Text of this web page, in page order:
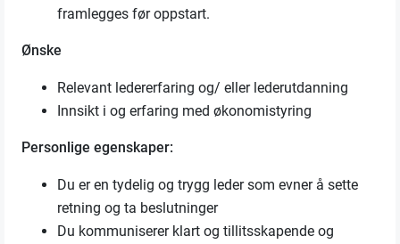
framlegges før oppstart.
Ønske
Relevant ledererfaring og/ eller lederutdanning
Innsikt i og erfaring med økonomistyring
Personlige egenskaper:
Du er en tydelig og trygg leder som evner å sette
retning og ta beslutninger
Du kommuniserer klart og tillitsskapende og